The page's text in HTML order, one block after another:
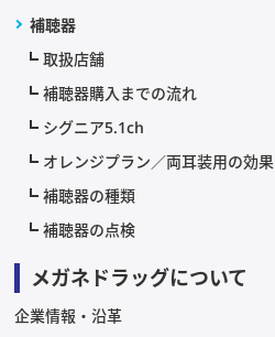
補聴器
取扱店舗
補聴器購入までの流れ
シグニア5.1ch
オレンジプラン／両耳装用の効果
補聴器の種類
補聴器の点検
メガネドラッグについて
企業情報・沿革